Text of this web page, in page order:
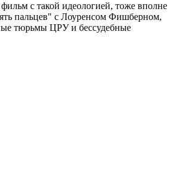
с такой идеологией, тоже вполне
пальцев" с Лоуренсом Фишберном,
тюрьмы ЦРУ и бессудебные